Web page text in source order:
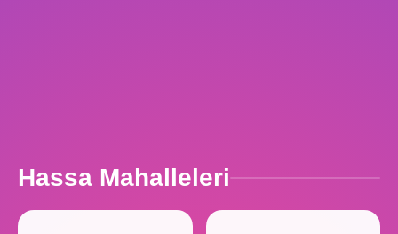
Hassa Mahalleleri